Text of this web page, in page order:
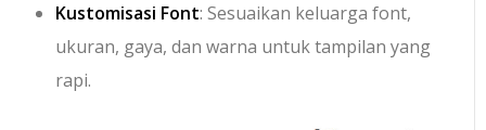
Kustomisasi Font: Sesuaikan keluarga font,
ukuran, gaya, dan warna untuk tampilan yang
rapi.